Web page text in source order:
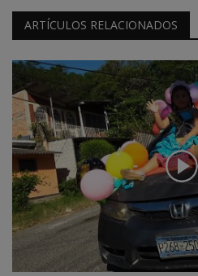
ARTÍCULOS RELACIONADOS